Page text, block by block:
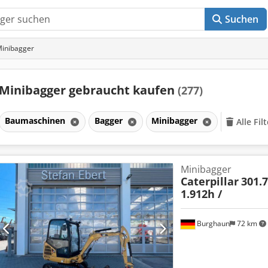
Suchen
Minibagger gebraucht kaufen (277)
Baumaschinen Bagger Minibagger Alle
Burghaun 72 km
Minibagger
Caterpillar
1.912h /